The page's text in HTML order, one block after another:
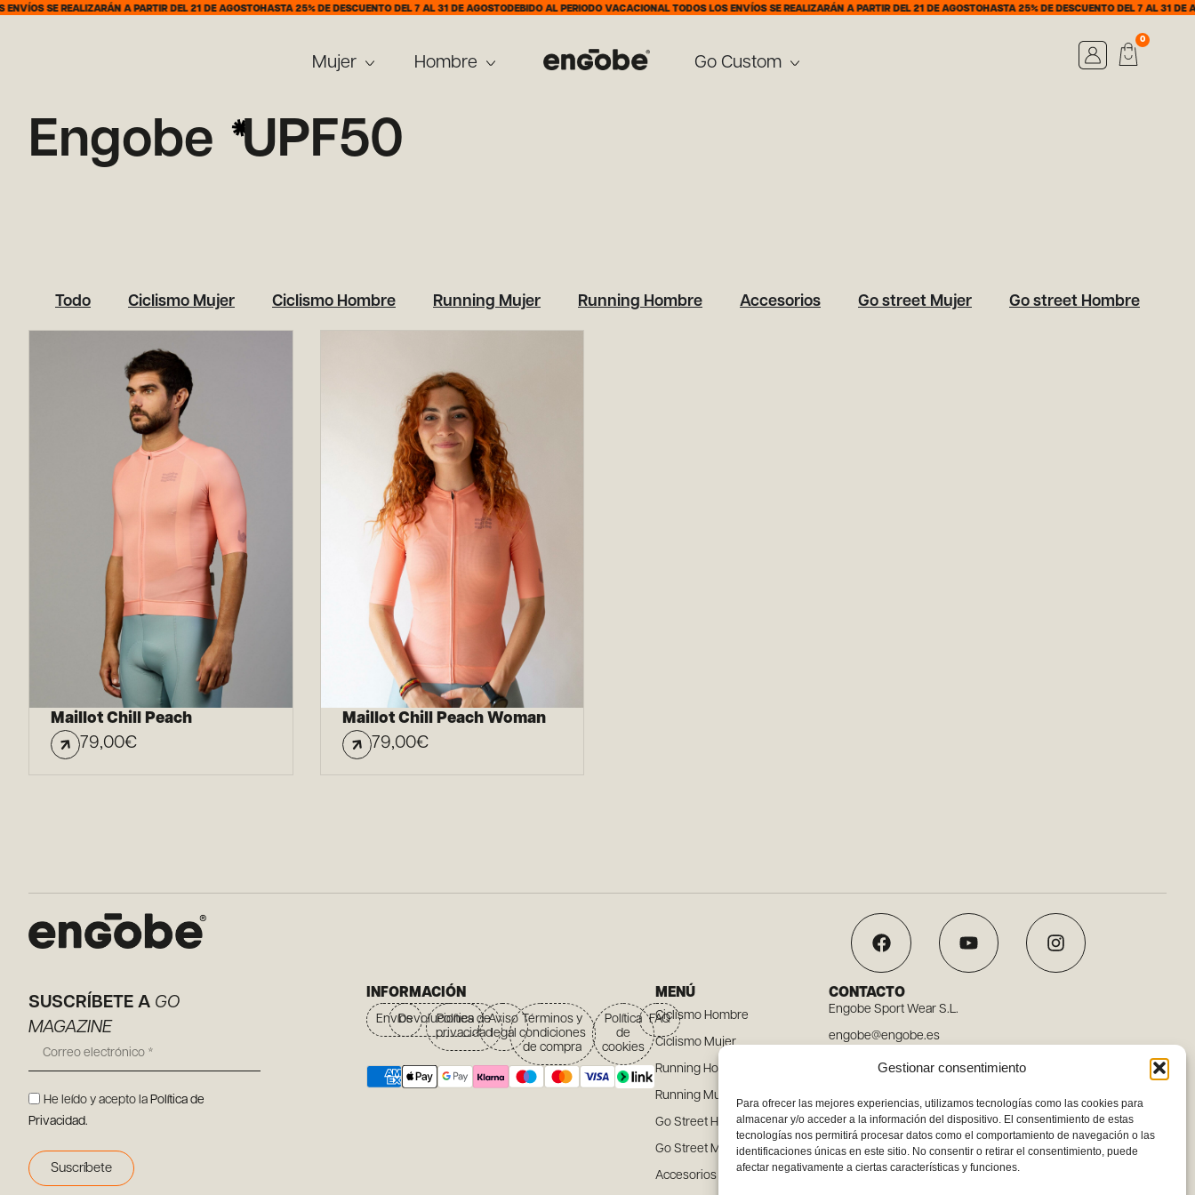
Gestionar consentimiento
Para ofrecer las mejores experiencias, utilizamos tecnologías como las cookies para
almacenar y/o acceder a la información del dispositivo. El consentimiento de estas
tecnologías nos permitirá procesar datos como el comportamiento de navegación o las
identificaciones únicas en este sitio. No consentir o retirar el consentimiento, puede
afectar negativamente a ciertas características y funciones.
SE REALIZARÁN A PARTIR DEL 21 DE AGOSTOHASTA 25% DE DESCUENTO DEL 7 AL 31 DE AGOSTODEBIDO AL PERIODO VACACIONAL TODOS LOS ENVÍOS SE REALIZARÁN A PARTIR DEL 21 DE AGOSTOHASTA 25% DE DESCUENTO DEL 7 AL 31 DE
Mujer Hombre Go Custom
0
Engobe UPF50
Todo Ciclismo Mujer Ciclismo Hombre Running Mujer Running Hombre Accesorios Go street Mujer Go street Hombre
Maillot Chill Peach
79,00€
Maillot Chill Peach Woman
79,00€
SUSCRÍBETE A GO
MAGAZINE
He leído y acepto la Política de
Privacidad.
Suscríbete
INFORMACIÓN
EnvíosDevoluciones
Política de
privacidad
Aviso
legal
Términos y
condiciones
de compra
Política
de
cookies
FAQ
MENÚ
Ciclismo Hombre
Ciclismo Mujer
Running Hombre
Running Mujer
Go Street Hombre
Go Street Mujer
Accesorios
CONTACTO
Engobe Sport Wear S.L.
engobe@engobe.es
Tel. 96 110 78 03